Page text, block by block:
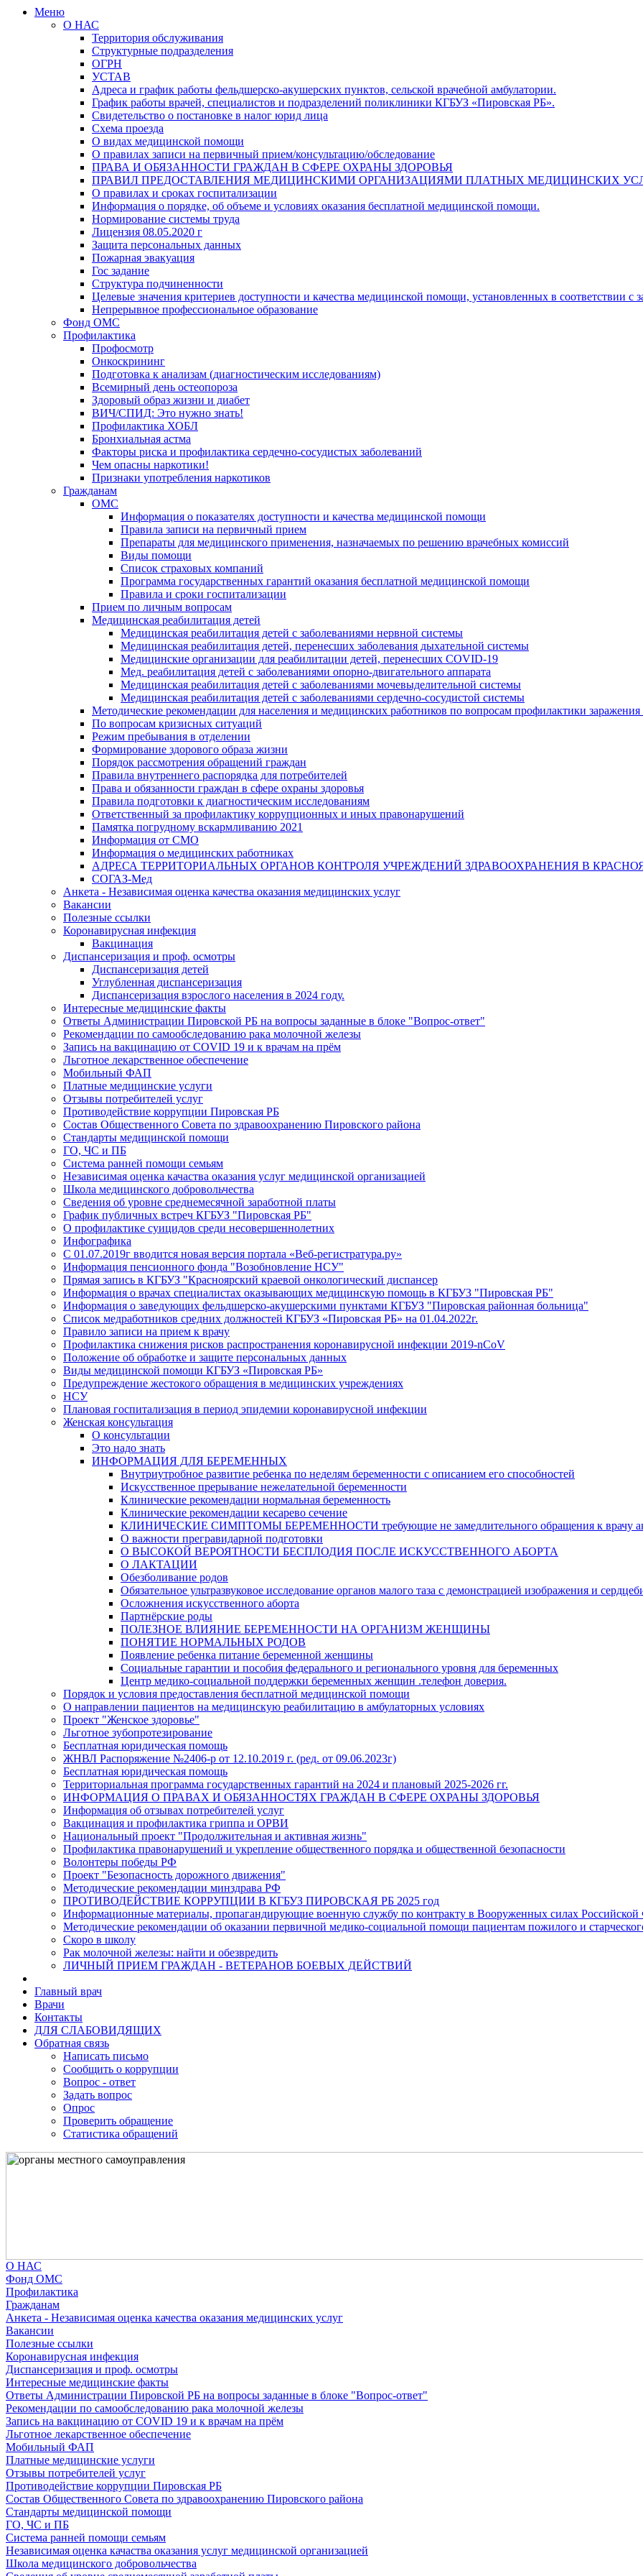
Меню
О НАС
Территория обслуживания
Структурные подразделения
ОГРН
УСТАВ
Адреса и график работы фельдшерско-акушерских пунктов, сельской врачебной амбулатории.
График работы врачей, специалистов и подразделений поликлиники КГБУЗ «Пировская РБ».
Свидетельство о постановке в налог юрид лица
Схема проезда
О видах медицинской помощи
О правилах записи на первичный прием/консультацию/обследование
ПРАВА И ОБЯЗАННОСТИ ГРАЖДАН В СФЕРЕ ОХРАНЫ ЗДОРОВЬЯ
ПРАВИЛ ПРЕДОСТАВЛЕНИЯ МЕДИЦИНСКИМИ ОРГАНИЗАЦИЯМИ ПЛАТНЫХ МЕДИЦИНСКИХ
О правилах и сроках госпитализации
Информация о порядке, об объеме и условиях оказания бесплатной медицинской помощи.
Нормирование системы труда
Лицензия 08.05.2020 г
Защита персональных данных
Пожарная эвакуация
Гос задание
Структура подчиненности
Целевые значения критериев доступности и качества медицинской помощи, установленных в соответствии с
Непрерывное профессиональное образование
Фонд ОМС
Профилактика
Профосмотр
Онкоскрининг
Подготовка к анализам (диагностическим исследованиям)
Всемирный день остеопороза
Здоровый образ жизни и диабет
ВИЧ/СПИД: Это нужно знать!
Профилактика ХОБЛ
Бронхиальная астма
Факторы риска и профилактика сердечно-сосудистых заболеваний
Чем опасны наркотики!
Признаки употребления наркотиков
Гражданам
ОМС
Информация о показателях доступности и качества медицинской помощи
Правила записи на первичный прием
Препараты для медицинского применения, назначаемых по решению врачебных комиссий
Виды помощи
Список страховых компаний
Программа государственных гарантий оказания бесплатной медицинской помощи
Правила и сроки госпитализации
Прием по личным вопросам
Медицинская реабилитация детей
Медицинская реабилитация детей с заболеваниями нервной системы
Медицинская реабилитация детей, перенесших заболевания дыхательной системы
Медицинские организации для реабилитации детей, перенесших COVID-19
Мед. реабилитация детей с заболеваниями опорно-двигательного аппарата
Медицинская реабилитация детей с заболеваниями мочевыделительной системы
Медицинская реабилитация детей с заболеваниями сердечно-сосудистой системы
Методические рекомендации для населения и медицинских работников по вопросам профилактики заражения
По вопросам кризисных ситуаций
Режим пребывания в отделении
Формирование здорового образа жизни
Порядок рассмотрения обращений граждан
Правила внутреннего распорядка для потребителей
Права и обязанности граждан в сфере охраны здоровья
Правила подготовки к диагностическим исследованиям
Ответственный за профилактику коррупционных и иных правонарушений
Памятка погрудному вскармливанию 2021
Информация от СМО
Информация о медицинских работниках
АДРЕСА ТЕРРИТОРИАЛЬНЫХ ОРГАНОВ КОНТРОЛЯ УЧРЕЖДЕНИЙ ЗДРАВООХРАНЕНИЯ В
СОГАЗ-Мед
Анкета - Независимая оценка качества оказания медицинских услуг
Вакансии
Полезные ссылки
Коронавирусная инфекция
Вакцинация
Диспансеризация и проф. осмотры
Диспансеризация детей
Углубленная диспансеризация
Диспансеризация взрослого населения в 2024 году.
Интересные медицинские факты
Ответы Администрации Пировской РБ на вопросы заданные в блоке "Вопрос-ответ"
Рекомендации по самообследованию рака молочной железы
Запись на вакцинацию от COVID 19 и к врачам на прём
Льготное лекарственное обеспечение
Мобильный ФАП
Платные медицинские услуги
Отзывы потребителей услуг
Противодействие коррупции Пировская РБ
Состав Общественного Совета по здравоохранению Пировского района
Стандарты медицинской помощи
ГО, ЧС и ПБ
Система ранней помощи семьям
Независимая оценка качаства оказания услуг медицинской организацией
Школа медицинского добровольчества
Сведения об уровне среднемесячной заработной платы
График публичных встреч КГБУЗ "Пировская РБ"
О профилактике суицидов среди несовершеннолетних
Инфографика
С 01.07.2019г вводится новая версия портала «Веб-регистратура.ру»
Информация пенсионного фонда "Возобновление НСУ"
Прямая запись в КГБУЗ "Красноярский краевой онкологический диспансер
Информация о врачах специалистах оказывающих медицинскую помощь в КГБУЗ "Пировская РБ"
Информация о заведующих фельдшерско-акушерскими пунктами КГБУЗ "Пировская районная больница"
Список медработников средних должностей КГБУЗ «Пировская РБ» на 01.04.2022г.
Правило записи на прием к врачу
Профилактика снижения рисков распространения коронавирусной инфекции 2019-nCoV
Положение об обработке и защите персональных данных
Виды медицинской помощи КГБУЗ «Пировская РБ»
Предупреждение жестокого обращения в медицинских учреждениях
НСУ
Плановая госпитализация в период эпидемии коронавирусной инфекции
Женская консультация
О консультации
Это надо знать
ИНФОРМАЦИЯ ДЛЯ БЕРЕМЕННЫХ
Внутриутробное развитие ребенка по неделям беременности с описанием его способностей
Искусственное прерывание нежелательной беременности
Клинические рекомендации нормальная беременность
Клинические рекомендации кесарево сечение
КЛИНИЧЕСКИЕ СИМПТОМЫ БЕРЕМЕННОСТИ требующие не замедлительного обращения к врачу
О важности прегравидарной подготовки
О ВЫСОКОЙ ВЕРОЯТНОСТИ БЕСПЛОДИЯ ПОСЛЕ ИСКУССТВЕННОГО АБОРТА
О ЛАКТАЦИИ
Обезболивание родов
Обязательное ультразвуковое исследование органов малого таза с демонстрацией изображения и
Осложнения искусственного аборта
Партнёрские роды
ПОЛЕЗНОЕ ВЛИЯНИЕ БЕРЕМЕННОСТИ НА ОРГАНИЗМ ЖЕНЩИНЫ
ПОНЯТИЕ НОРМАЛЬНЫХ РОДОВ
Появление ребенка питание беременной женщины
Социальные гарантии и пособия федерального и регионального уровня для беременных
Центр медико-социальной поддержки беременных женщин .телефон доверия.
Порядок и условия предоставления бесплатной медицинской помощи
О направлении пациентов на медицинскую реабилитацию в амбулаторных условиях
Проект "Женское здоровье"
Льготное зубопротезирование
Бесплатная юридическая помощь
ЖНВЛ Распоряжение №2406-р от 12.10.2019 г. (ред. от 09.06.2023г)
Бесплатная юридическая помощь
Территориальная программа государственных гарантий на 2024 и плановый 2025-2026 гг.
ИНФОРМАЦИЯ О ПРАВАХ И ОБЯЗАННОСТЯХ ГРАЖДАН В СФЕРЕ ОХРАНЫ ЗДОРОВЬЯ
Информация об отзывах потребителей услуг
Вакцинация и профилактика гриппа и ОРВИ
Национальный проект "Продолжительная и активная жизнь"
Профилактика правонарушений и укрепление общественного порядка и общественной безопасности
Волонтеры победы РФ
Проект "Безопасность дорожного движения"
Методические рекомендации минздрава РФ
ПРОТИВОДЕЙСТВИЕ КОРРУПЦИИ В КГБУЗ ПИРОВСКАЯ РБ 2025 год
Информационные материалы, пропагандирующие военную службу по контракту в Вооруженных силах Российской
Методические рекомендации об оказании первичной медико-социальной помощи пациентам пожилого и
Скоро в школу
Рак молочной железы: найти и обезвредить
ЛИЧНЫЙ ПРИЕМ ГРАЖДАН - ВЕТЕРАНОВ БОЕВЫХ ДЕЙСТВИЙ
Главный врач
Врачи
Контакты
ДЛЯ СЛАБОВИДЯЩИХ
Обратная связь
Написать письмо
Сообщить о коррупции
Вопрос - ответ
Задать вопрос
Опрос
Проверить обращение
Статистика обращений
О НАС
Фонд ОМС
Профилактика
Гражданам
Анкета - Независимая оценка качества оказания медицинских услуг
Вакансии
Полезные ссылки
Коронавирусная инфекция
Диспансеризация и проф. осмотры
Интересные медицинские факты
Ответы Администрации Пировской РБ на вопросы заданные в блоке "Вопрос-ответ"
Рекомендации по самообследованию рака молочной железы
Запись на вакцинацию от COVID 19 и к врачам на прём
Льготное лекарственное обеспечение
Мобильный ФАП
Платные медицинские услуги
Отзывы потребителей услуг
Противодействие коррупции Пировская РБ
Состав Общественного Совета по здравоохранению Пировского района
Стандарты медицинской помощи
ГО, ЧС и ПБ
Система ранней помощи семьям
Независимая оценка качаства оказания услуг медицинской организацией
Школа медицинского добровольчества